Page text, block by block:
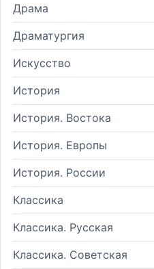
Драма
Драматургия
Искусство
История
История. Востока
История. Европы
История. России
Классика
Классика. Русская
Классика. Советская